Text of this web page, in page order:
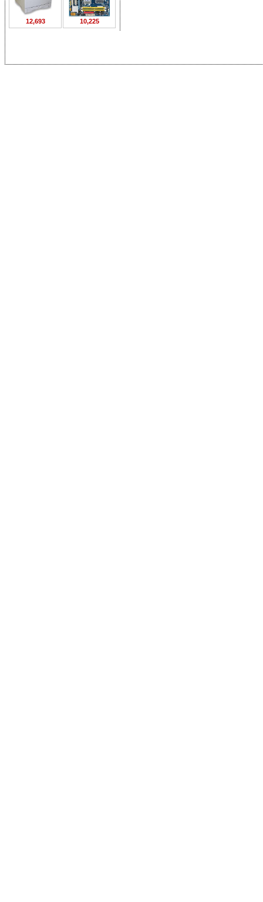
12,693 10,225